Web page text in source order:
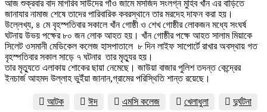
আজ শুক্রবার বাদ মাগরিব সাউদের গাঁও জামে মসজিদ সংলগ্ন মুহিব খাঁন এর বাড়িতে
জানাযার নামাজ শেষে তাদের পারিবারিক কবরস্থানে তার মরদেহ দাফন করা হয়।
উল্লেখ্য, ৪ মে বৃহস্পতিবার সকালে খাঁন গোষ্ঠী ও শেখ গোষ্ঠীর লোকজন মধ্যে সংঘর্ষ
ঘটনায় উভয় পক্ষের ৮০ জন লোক আহত হয়। খাঁন গোষ্ঠীর পক্ষে আহত সালাম মিয়াকে
সিলেট ওসমানী মেডিকেল কলেজ হাসপাতালে ৮ দিন লাইফ সাপোর্টে রাখার অবস্থায় গত
বৃহস্পতিবার সকাল সাড়ে ৭ ঘটনার তার মৃত্যুর হয়।
তার মৃত্যুতে এলাকায় শোকের ছায়া নেমেছে। জাউয়া বাজার পুলিশ তদন্ত কেন্দ্রের
ইনচার্জ আহমদ উল্লাহ ভুইঁয়া জানান,গ্রামের পরিস্থিতি শান্ত রয়েছে।
আটক ঈদ এমসি কলেজ খেলাধুলা
দুর্ঘটনা